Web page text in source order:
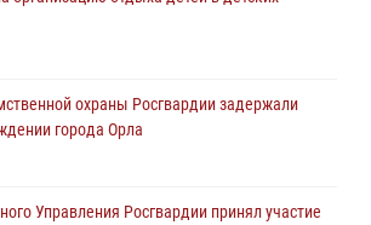
охраны Росгвардии задержали
города Орла
Управления Росгвардии принял участие